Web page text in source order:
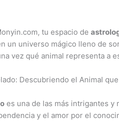
tu espacio de
un universo mágico lleno de
vez qué animal representa a
Descubriendo el Animal
es una de las más intrigantes y
y el amor por el